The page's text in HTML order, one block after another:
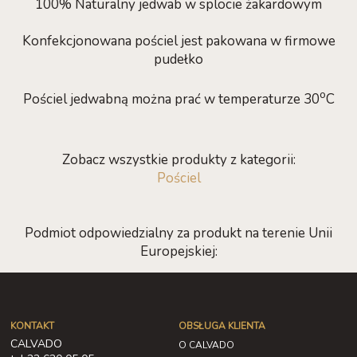
100% Naturalny jedwab w splocie żakardowym
Konfekcjonowana pościel jest pakowana w firmowe
pudełko
Pościel jedwabną można prać w temperaturze 30oC
Zobacz wszystkie produkty z kategorii:
Pościel
Podmiot odpowiedzialny za produkt na terenie Unii
Europejskiej:
KONTAKT
CALVADO
OBSŁUGA KLIENTA
O CALVADO